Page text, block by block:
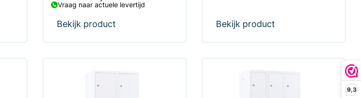
9,3
Vraag naar actuele levertijd
Bekijk product Bekijk product